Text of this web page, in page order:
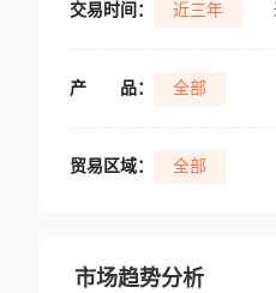
交易时间： 近三年
产 品： 全部
贸易区域： 全部
市场趋势分析